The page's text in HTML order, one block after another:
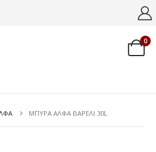
0
ΜΠΥΡΑ ΑΛΦΑ ΒΑΡΕΛΙ 30L